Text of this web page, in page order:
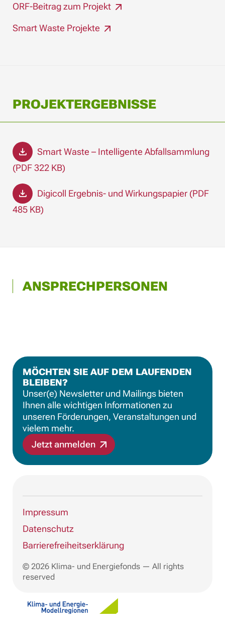
ORF-Beitrag zum Projekt
Smart Waste Projekte
PROJEKTERGEBNISSE
Smart Waste – Intelligente Abfallsammlung
(PDF 322 KB)
Digicoll Ergebnis- und Wirkungspapier (PDF
485 KB)
ANSPRECHPERSONEN
MÖCHTEN SIE AUF DEM LAUFENDEN
BLEIBEN?
Unser(e) Newsletter und Mailings bieten
Ihnen alle wichtigen Informationen zu
unseren Förderungen, Veranstaltungen und
vielem mehr.
Jetzt anmelden
Impressum
Datenschutz
Barrierefreiheitserklärung
© 2026 Klima- und Energiefonds — All rights
reserved